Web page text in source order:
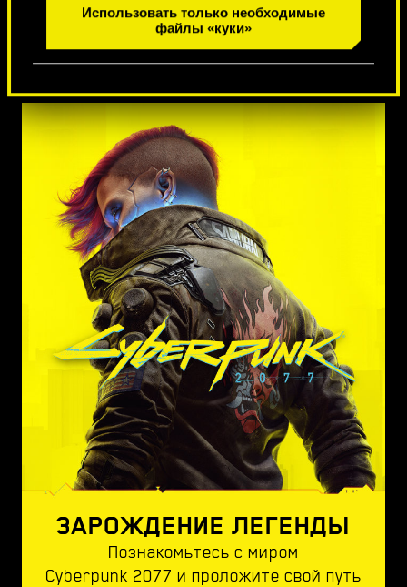
Использовать только необходимые
файлы «куки»
1из7
ЗАРОЖДЕНИЕ ЛЕГЕНДЫ
Познакомьтесь с миром
Cyberpunk 2077 и проложите свой путь